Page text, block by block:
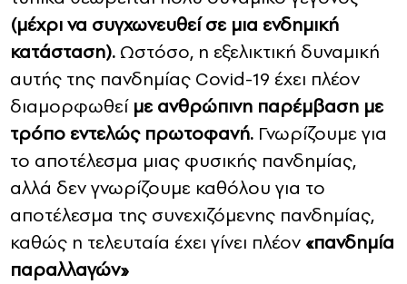
(μέχρι να συγχωνευθεί σε μια ενδημική
κατάσταση). Ωστόσο, η εξελικτική δυναμική
αυτής της πανδημίας Covid-19 έχει πλέον
διαμορφωθεί με ανθρώπινη παρέμβαση με
τρόπο εντελώς πρωτοφανή. Γνωρίζουμε για
το αποτέλεσμα μιας φυσικής πανδημίας,
αλλά δεν γνωρίζουμε καθόλου για το
αποτέλεσμα της συνεχιζόμενης πανδημίας,
καθώς η τελευταία έχει γίνει πλέον «πανδημία
παραλλαγών»